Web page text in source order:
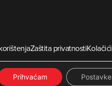
Zaštita privatnostiKolačići
bykrMedia
Prihvaćam Postavke